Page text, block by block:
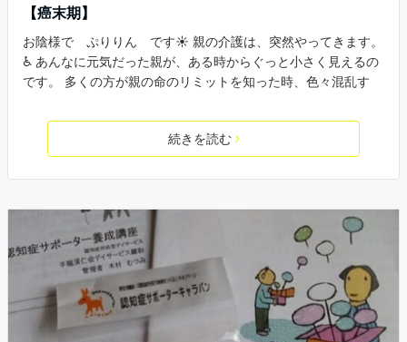
【癌末期】
お陰様で ぷりりん です☀ 親の介護は、突然やってきます。
♿ あんなに元気だった親が、ある時からぐっと小さく見えるの
です。 多くの方が親の命のリミットを知った時、色々混乱す
続きを読む